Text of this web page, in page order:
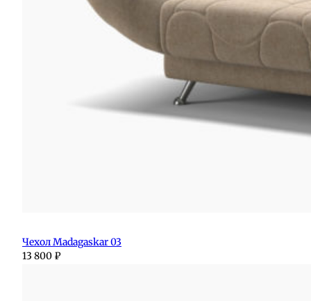
Чехол Madagaskar 03
13 800 ₽